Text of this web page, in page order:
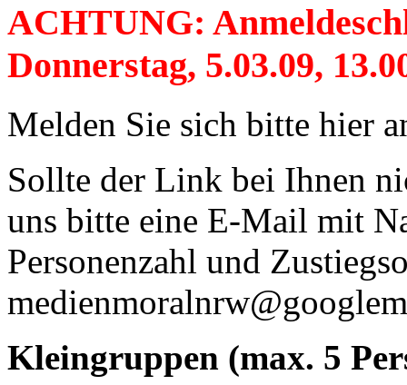
ACHTUNG:
Donnerstag, 5.03.09,
Melden Sie sich bitte hier
Sollte der Link bei Ihnen
uns bitte eine E-Mail mit
Personenzahl und
Kleingruppen (max. 5